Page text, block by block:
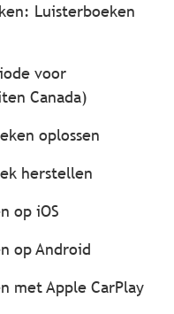
Luisterboeken
voor
Canada)
oplossen
herstellen
op iOS
op Android
met Apple CarPlay